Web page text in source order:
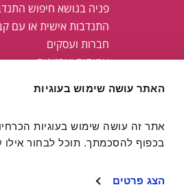
האתר עושה שימוש בעוגיות
בכפוף להסכמתך. תוכל לבחור אילו
הצג פרטים
פניה בנושא חיפוש
התנדבות אישית או עם
חברות ועסקים
עמותות וארגונים